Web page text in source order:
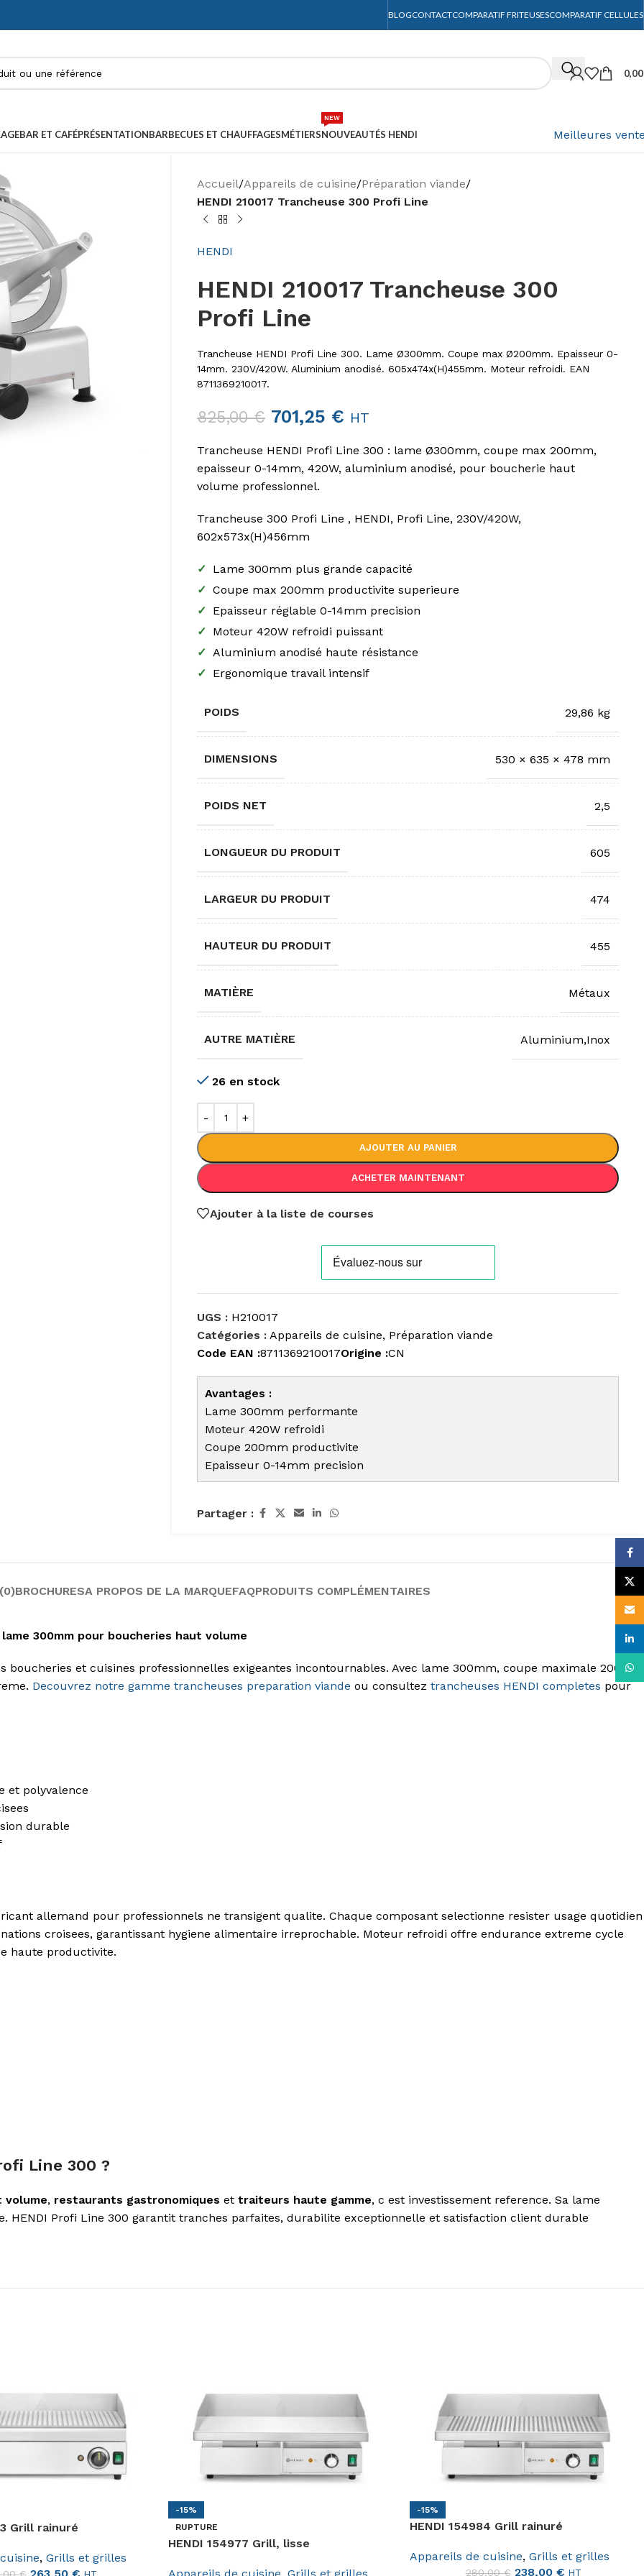
BLOGCONTACTCOMPARATIF FRITEUSESCOMPARATIF CELLULES
BAR ET CAFÉPRÉSENTATIONBARBECUES ET CHAUFFAGESMÉTIERSNOUVEAUTÉS HENDI
NEW
Meilleures
Accueil/Appareils de cuisine/Préparation viande/
HENDI 210017 Trancheuse 300 Profi Line
HENDI
HENDI 210017 Trancheuse 300
Profi Line
Trancheuse HENDI Profi Line 300. Lame Ø300mm. Coupe max Ø200mm. Epaisseur 0-
14mm. 230V/420W. Aluminium anodisé. 605x474x(H)455mm. Moteur refroidi. EAN
8711369210017.
825,00€ 701,25 € HT
Trancheuse HENDI Profi Line 300 : lame Ø300mm, coupe max 200mm,
epaisseur 0-14mm, 420W, aluminium anodisé, pour boucherie haut
volume professionnel.
Trancheuse 300 Profi Line , HENDI, Profi Line, 230V/420W,
602x573x(H)456mm
✓ Lame 300mm plus grande capacité
✓ Coupe max 200mm productivite superieure
✓ Epaisseur réglable 0-14mm precision
✓ Moteur 420W refroidi puissant
✓ Aluminium anodisé haute résistance
✓ Ergonomique travail intensif
POIDS 29,86 kg
DIMENSIONS 530 × 635 × 478 mm
POIDS NET 2,5
LONGUEUR DU PRODUIT 605
LARGEUR DU PRODUIT 474
HAUTEUR DU PRODUIT 455
MATIÈRE Métaux
AUTRE MATIÈRE Aluminium,Inox
26 en stock
AJOUTER AU PANIER
ACHETER MAINTENANT
Ajouter à la liste de courses
UGS : H210017
Catégories : Appareils de cuisine, Préparation viande
Code EAN :8711369210017Origine :CN
Avantages :
Lame 300mm performante
Moteur 420W refroidi
Coupe 200mm productivite
Epaisseur 0-14mm precision
Partager :
BROCHURESA PROPOS DE LA MARQUEFAQPRODUITS COMPLÉMENTAIRES
300mm pour boucheries haut volume
et cuisines professionnelles exigeantes incontournables. Avec lame 300mm, coupe maximale 200mm
Decouvrez notre gamme trancheuses preparation viande ou consultez trancheuses HENDI completes pour
et polyvalence
durable
allemand pour professionnels ne transigent qualite. Chaque composant selectionne resister usage quotidien
croisees, garantissant hygiene alimentaire irreprochable. Moteur refroidi offre endurance extreme cycle
haute productivite.
Line 300 ?
volume, restaurants gastronomiques et traiteurs haute gamme, c est investissement reference. Sa lame
Profi Line 300 garantit tranches parfaites, durabilite exceptionnelle et satisfaction client durable
Grill rainuré
, Grills et grilles
-15%
RUPTURE
HENDI 154977 Grill, lisse
-15%
HENDI 154984 Grill rainuré
Appareils de cuisine, Grills et grilles
280,00€ 238,00 € HT
Email